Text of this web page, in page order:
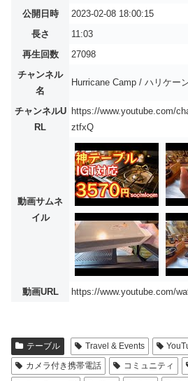
公開日時
2023-02-08 18:00:15
長さ
11:03
再生回数
27098
チャンネル
名
Hurricane Camp / ハリケー
チャンネルU
RL
https://www.youtube.com/
ztfxQ
動画サムネ
イル
動画URL https://www.youtube.com/
テーブル Travel & Events
カメラ付き携帯電話
コミュニティ